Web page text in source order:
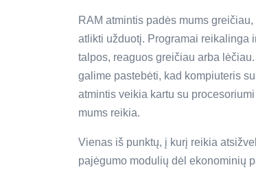
RAM atmintis padės mums
atlikti užduotį. Programai reikalinga
talpos, reaguos greičiau arba
galime pastebėti, kad kompiuteris
atmintis veikia kartu su
mums reikia.
Vienas iš punktų, į kurį reikia
pajėgumo modulių dėl ekonominių